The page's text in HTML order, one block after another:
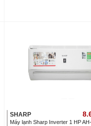
SHARP
Máy lạnh Sharp Inverter 1 HP